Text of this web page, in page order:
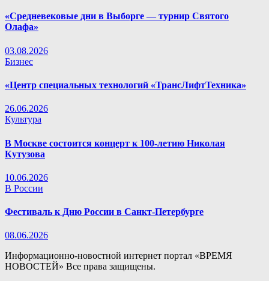
«Средневековые дни в Выборге — турнир Святого
Олафа»
03.08.2026
Бизнес
«Центр специальных технологий «ТрансЛифтТехника»
26.06.2026
Культура
В Москве состоится концерт к 100-летию Николая
Кутузова
10.06.2026
В России
Фестиваль к Дню России в Санкт-Петербурге
08.06.2026
Информационно-новостной интернет портал «ВРЕМЯ
НОВОСТЕЙ» Все права защищены.